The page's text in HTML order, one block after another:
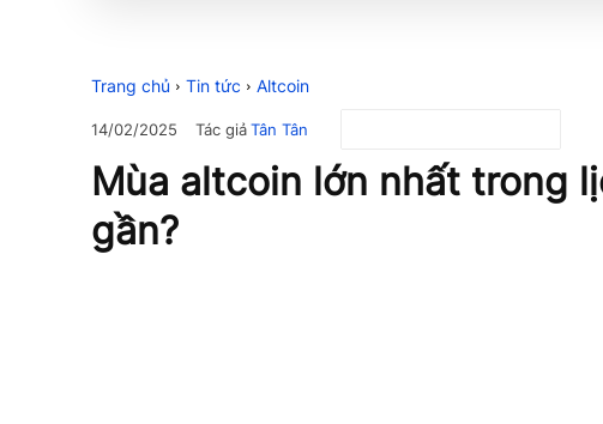
Trang chủ Tin tức Altcoin
14/02/2025 Tác giảTân Tân
Mùa altcoin lớn nhất trong
gần?